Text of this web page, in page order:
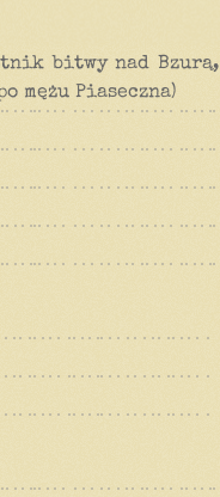
bitwy nad Bzurą,
mężu Piaseczna)